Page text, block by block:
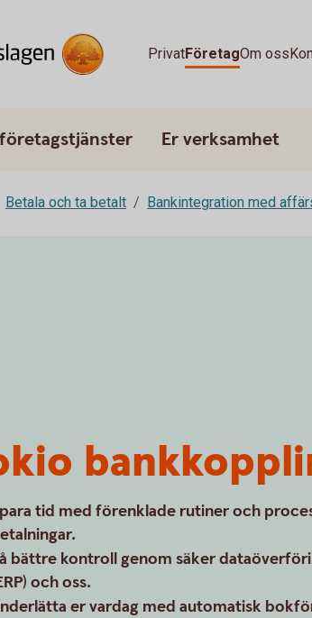
PrivatFöretagOm oss
Er verksamhet
Betala och ta betalt Bankintegration med
tid med förenklade rutiner och
bättre kontroll genom säker
och oss.
er vardag med automatisk